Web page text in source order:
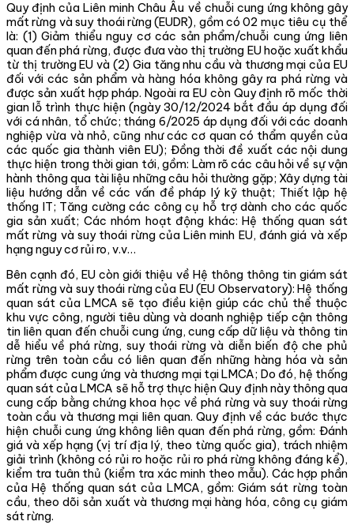
Quy định của Liên minh Châu Âu về chuỗi cung ứng không gây
mất rừng và suy thoái rừng (EUDR), gồm có 02 mục tiêu cụ thể
là: (1) Giảm thiểu nguy cơ các sản phẩm/chuỗi cung ứng liên
quan đến phá rừng, được đưa vào thị trường EU hoặc xuất khẩu
từ thị trường EU và (2) Gia tăng nhu cầu và thương mại của EU
đối với các sản phẩm và hàng hóa không gây ra phá rừng và
được sản xuất hợp pháp. Ngoài ra EU còn Quy định rõ mốc thời
gian lỗ trình thực hiện (ngày 30/12/2024 bắt đầu áp dụng đối
với cá nhân, tổ chức; tháng 6/2025 áp dụng đối với các doanh
nghiệp vừa và nhỏ, cũng như các cơ quan có thẩm quyền của
các quốc gia thành viên EU); Đồng thời đề xuất các nội dung
thực hiện trong thời gian tới, gồm: Làm rõ các câu hỏi về sự vận
hành thông qua tài liệu những câu hỏi thường gặp; Xây dựng tài
liệu hướng dẫn về các vấn đề pháp lý kỹ thuật; Thiết lập hệ
thống IT; Tăng cường các công cụ hỗ trợ dành cho các quốc
gia sản xuất; Các nhóm hoạt động khác:Hệ thống quan sát
mất rừng và suy thoái rừng của Liên minh EU, đánh giá và xếp
hạng nguy cơrủi ro, v.v…
Bên cạnh đó, EU còn giới thiệu về Hệ thông thông tin giám sát
mất rừng và suy thoái rừng của EU (EU Observatory): Hệ thống
quan sát của LMCA sẽ tạo điều kiện giúp các chủ thể thuộc
khu vực công, người tiêu dùng và doanh nghiệp tiếp cận thông
tin liên quan đến chuỗi cung ứng, cung cấp dữ liệu và thông tin
dễ hiểu về phá rừng, suy thoái rừng và diễn biến độ che phủ
rừng trên toàn cầu có liên quan đến những hàng hóa và sản
phẩm được cung ứng và thương mại tại LMCA; Do đó, hệ thống
quansátcủa LMCA sẽ hỗ trợ thực hiện Quy định này thông qua
cung cấp bằng chứng khoa học về phá rừng và suy thoái rừng
toàn cầu và thương mại liên quan. Quy định về các bước thực
hiện chuỗi cung ứng không liên quan đến phá rừng, gồm: Đánh
giá và xếp hạng (vị trí địa lý, theo từng quốc gia), trách nhiệm
giải trình (không có rủi ro hoặc rủi ro phá rừng không đáng kể),
kiểm tra tuân thủ (kiểm tra xác minh theo mẫu). Các hợp phần
của Hệ thống quansát của LMCA, gồm: Giám sát rừng toàn
cầu, theo dõi sản xuất và thương mại hàng hóa, công cụ giám
sát rừng.